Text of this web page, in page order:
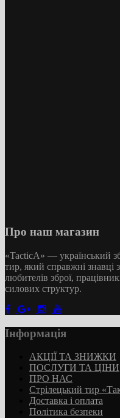
Про наш магазин
«TacticA» — український
тир, який справжні знавці
любителів зброї,
силових структур.
Інформація
АКЦІЇ ТА ЗНИЖКИ
ПОСЛУГИ ТА ЦІНИ
ПРО НАС
Стрілецький тир
Доставка і оплата
Політика безпеки